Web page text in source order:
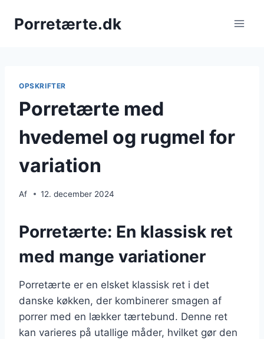
Porretærte.dk
OPSKRIFTER
Porretærte med
hvedemel og rugmel for
variation
Af 12. december 2024
Porretærte: En klassisk ret
med mange variationer
Porretærte er en elsket klassisk ret i det
danske køkken, der kombinerer smagen af
porrer med en lækker tærtebund. Denne ret
kan varieres på utallige måder, hvilket gør den